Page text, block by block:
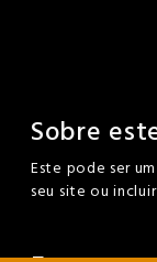
Sobre
Este pode ser
seu site ou